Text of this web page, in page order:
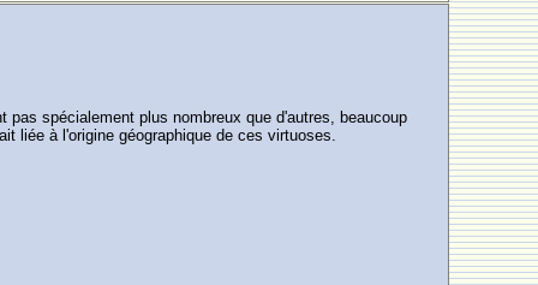
spécialement plus nombreux que d'autres, beaucoup
liée à l'origine géographique de ces virtuoses.